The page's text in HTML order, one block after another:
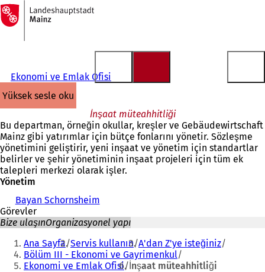
İçeriğe atla
Ana
sayfaya
Ekonomi ve Emlak Ofisi
yüksek sesle oku
İnşaat müteahhitliği
Bu departman, örneğin okullar, kreşler ve Gebäudewirtschaft
Mainz gibi yatırımlar için bütçe fonlarını yönetir. Sözleşme
yönetimini geliştirir, yeni inşaat ve yönetim için standartlar
belirler ve şehir yönetiminin inşaat projeleri için tüm ek
talepleri merkezi olarak işler.
Yönetim
Bayan Schornsheim
Görevler
Bize ulaşınOrganizasyonel yapı
Buradasınız:
Ana Sayfa Servis kullanın A'dan Z'ye isteğiniz
Bölüm III - Ekonomi ve Gayrimenkul
Ekonomi ve Emlak Ofisi İnşaat müteahhitliği